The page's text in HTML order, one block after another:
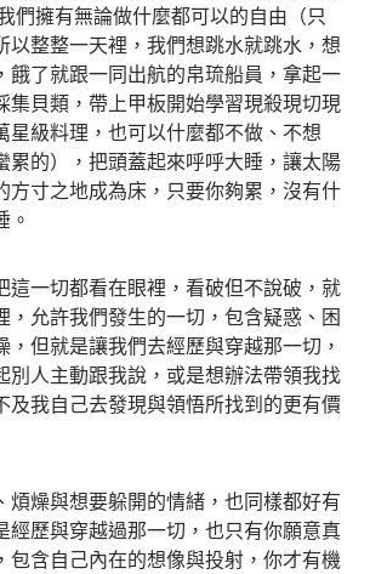
們擁有無論做什麼都可以的自由（只
以整整一天裡，我們想跳水就跳水，想
餓了就跟一同出航的帛琉船員，拿起一
集貝類，帶上甲板開始學習現殺現切現
星級料理，也可以什麼都不做、不想
累的），把頭蓋起來呼呼大睡，讓太陽
方寸之地成為床，只要你夠累，沒有什
。
這一切都看在眼裡，看破但不說破，就
，允許我們發生的一切，包含疑惑、困
，但就是讓我們去經歷與穿越那一切，
別人主動跟我說，或是想辦法帶領我找
及我自己去發現與領悟所找到的更有價
煩燥與想要躲開的情緒，也同樣都好有
經歷與穿越過那一切，也只有你願意真
包含自己內在的想像與投射，你才有機